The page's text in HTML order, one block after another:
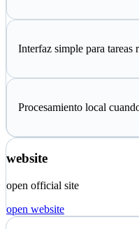
Interfaz simple para tareas
Procesamiento local
website
open official site
open website